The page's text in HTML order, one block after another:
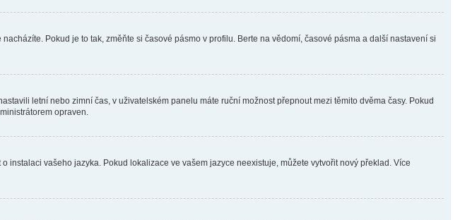
Pokud je to tak, změňte si časové pásmo v profilu. Berte na vědomí, časové pásma a další nastavení si
letní nebo zimní čas, v uživatelském panelu máte ruční možnost přepnout mezi těmito dvěma časy. Pokud
opraven.
vašeho jazyka. Pokud lokalizace ve vašem jazyce neexistuje, můžete vytvořit nový překlad. Více